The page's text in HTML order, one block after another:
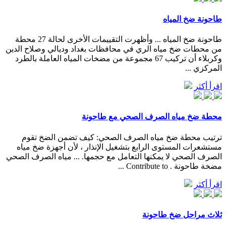
طاحونة ضخ المياه
طاحونة ضخ المياه ... وأظهرت التقييمات الأخرى لحالة 27 محطة
من محطات ضخ مياه الري في محافظات بغداد وديالي وصلاح الدين
وكربلاء أن تركيب 67 مجموعة من مضخات المياه العاملة بالطرد
المركزي ...
اقرأ أكثر
محطة ضخ مياه الصرف الصحي مع طاحونة
ترتيب محطة ضخ مياه الصرف الصحي: كيف تضمن الضخ تقوم
مستشعرات المستوى الرابع بتشغيل الإنذار ، لأن أجهزة ضخ مياه
الصرف الصحي لا يمكنها التعامل مع حجمها. ... مياه الصرف الصحي
مضخة طاحونة . Contribute to ...
اقرأ أكثر
ثلاث مراحل ضخ طاحونة